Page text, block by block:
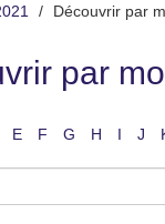
Découvrir par
par
E F G H I J